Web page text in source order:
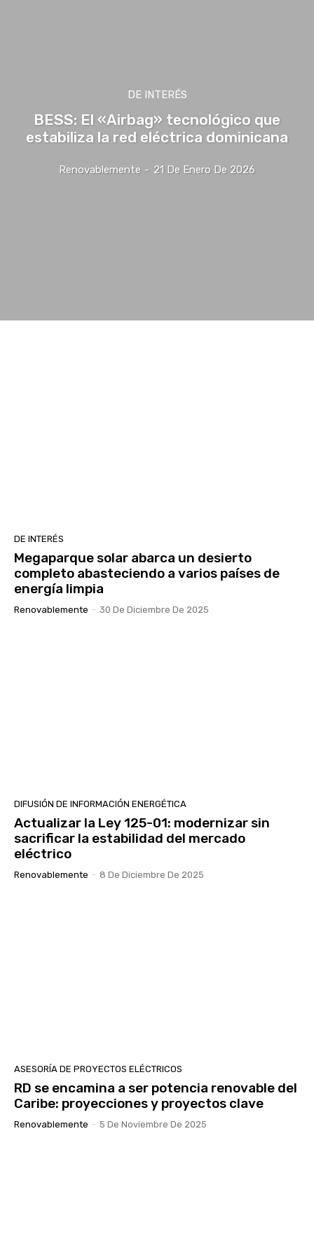
DE INTERÉS
BESS: El «Airbag» tecnológico que
estabiliza la red eléctrica dominicana
Renovablemente - 21 De Enero De 2026
DE INTERÉS
Megaparque solar abarca un desierto
completo abasteciendo a varios países de
energía limpia
Renovablemente - 30 De Diciembre De 2025
DIFUSIÓN DE INFORMACIÓN ENERGÉTICA
Actualizar la Ley 125-01: modernizar sin
sacrificar la estabilidad del mercado
eléctrico
Renovablemente - 8 De Diciembre De 2025
ASESORÍA DE PROYECTOS ELÉCTRICOS
RD se encamina a ser potencia renovable del
Caribe: proyecciones y proyectos clave
Renovablemente - 5 De Noviembre De 2025